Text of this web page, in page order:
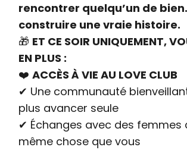
rencontrer quelqu’un de
construire une vraie histoire.
🎁 ET CE SOIR UNIQUEMENT,
EN PLUS :
❤️ ACCÈS À VIE AU LOVE CLUB
✔ Une communauté
plus avancer seule
✔ Échanges avec des femmes
même chose que vous